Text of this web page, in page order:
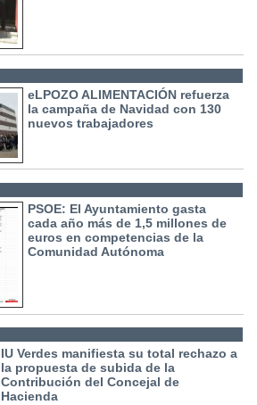
eLPOZO ALIMENTACIÓN refuerza
la campaña de Navidad con 130
nuevos trabajadores
PSOE: El Ayuntamiento gasta
cada año más de 1,5 millones de
euros en competencias de la
Comunidad Autónoma
IU Verdes manifiesta su total rechazo a
la propuesta de subida de la
Contribución del Concejal de
Hacienda